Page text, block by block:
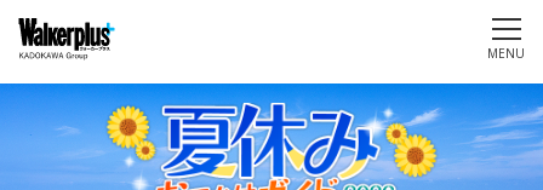
MENU